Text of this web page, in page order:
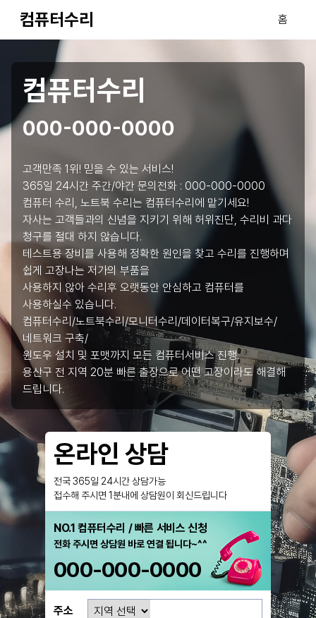
컴퓨터수리 홈
컴퓨터수리
000-000-0000
고객만족 1위! 믿을 수 있는 서비스!
365일 24시간 주간/야간 문의전화 : 000-000-0000
컴퓨터 수리, 노트북 수리는 컴퓨터수리에 맡기세요!
자사는 고객들과의 신념을 지키기 위해 허위진단, 수리비 과다
청구를 절대 하지 않습니다.
테스트용 장비를 사용해 정확한 원인을 찾고 수리를 진행하며
쉽게 고장나는 저가의 부품을
사용하지 않아 수리후 오랫동안 안심하고 컴퓨터를
사용하실수 있습니다.
컴퓨터수리/노트북수리/모니터수리/데이터복구/유지보수/
네트워크 구축/
윈도우 설치 및 포맷까지 모든 컴퓨터서비스 진행.
용산구 전 지역 20분 빠른 출장으로 어떤 고장이라도 해결해
드립니다.
온라인 상담
전국 365일 24시간 상담가능
접수해 주시면 1분내에 상담원이 회신드립니다
NO.1 컴퓨터수리 / 빠른 서비스 신청
전화 주시면 상담원 바로 연결 됩니다~^^
000-000-0000
주소